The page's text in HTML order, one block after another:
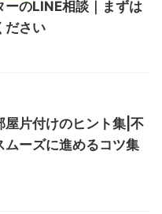
ーのLINE相談｜まずは
ださい
屋片付けのヒント集|不
ムーズに進めるコツ集